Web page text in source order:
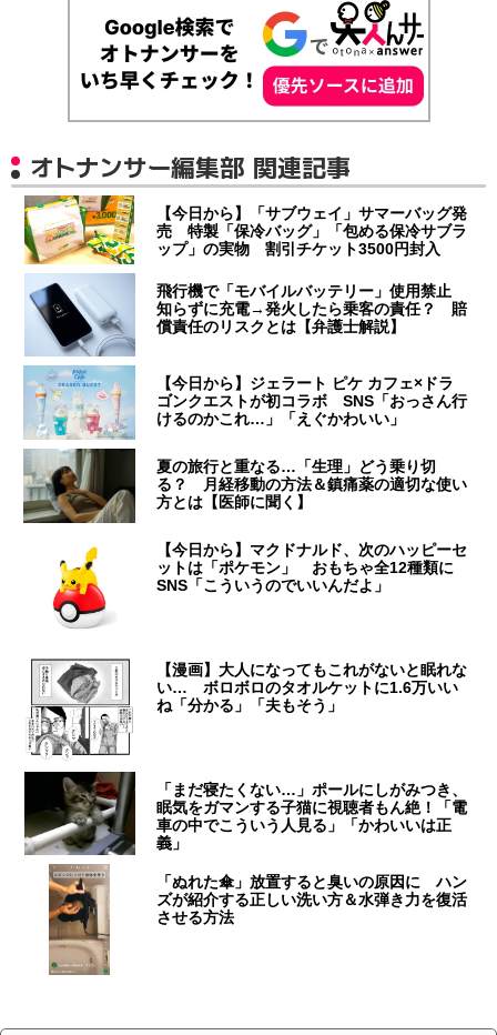
オトナンサー編集部 関連記事
【今日から】「サブウェイ」サマーバッグ発
売 特製「保冷バッグ」「包める保冷サブラ
ップ」の実物 割引チケット3500円封入
飛行機で「モバイルバッテリー」使用禁止
知らずに充電→発火したら乗客の責任？ 賠
償責任のリスクとは【弁護士解説】
【今日から】ジェラート ピケ カフェ×ドラ
ゴンクエストが初コラボ SNS「おっさん行
けるのかこれ…」「えぐかわいい」
夏の旅行と重なる…「生理」どう乗り切
る？ 月経移動の方法＆鎮痛薬の適切な使い
方とは【医師に聞く】
【今日から】マクドナルド、次のハッピーセ
ットは「ポケモン」 おもちゃ全12種類に
SNS「こういうのでいいんだよ」
【漫画】大人になってもこれがないと眠れな
い… ボロボロのタオルケットに1.6万いい
ね「分かる」「夫もそう」
「まだ寝たくない…」ポールにしがみつき、
眠気をガマンする子猫に視聴者もん絶！「電
車の中でこういう人見る」「かわいいは正
義」
「ぬれた傘」放置すると臭いの原因に ハン
ズが紹介する正しい洗い方＆水弾き力を復活
させる方法